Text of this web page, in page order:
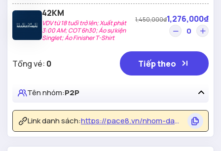
42KM
VDV từ 18 tuổi trở lên; Xuất phát
3:00 AM; COT 6h30; Áo sự kiện
Singlet; Áo Finisher T-Shirt
1,450,000₫1,276,000₫
Tổng vé: 0 Tiếp theo
Tên nhóm:P2P
Link danh sách: https://pace8.vn/nhom-dang-ky/841/hcmc-marathon-2027